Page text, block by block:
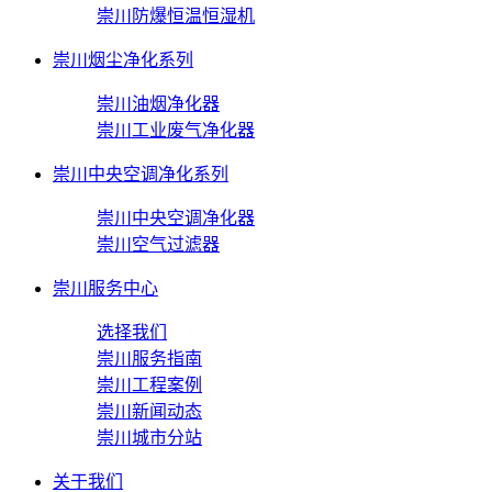
崇川防爆恒温恒湿机
崇川烟尘净化系列
崇川油烟净化器
崇川工业废气净化器
崇川中央空调净化系列
崇川中央空调净化器
崇川空气过滤器
崇川服务中心
选择我们
崇川服务指南
崇川工程案例
崇川新闻动态
崇川城市分站
关于我们